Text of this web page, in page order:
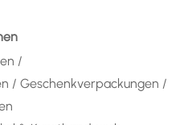
/
/ Geschenkverpackungen /